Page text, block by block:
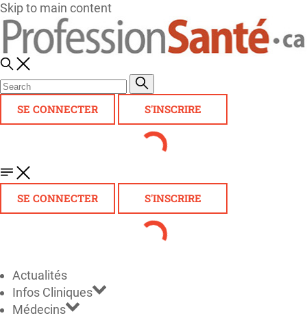
Skip to main content
SE CONNECTER S'INSCRIRE
SE CONNECTER S'INSCRIRE
Actualités
Infos Cliniques
Médecins